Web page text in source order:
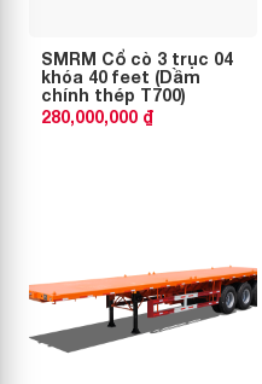
SMRM Cổ cò 3 trục 04
khóa 40 feet (Dầm
chính thép T700)
280,000,000 ₫